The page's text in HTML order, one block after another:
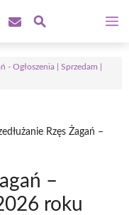
- Ogłoszenia | Sprzedam |
Rzęs Żagań –
–
roku